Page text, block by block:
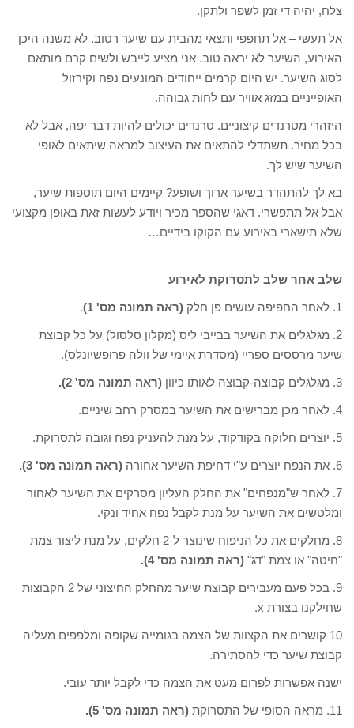
צלח, יהיה די זמן לשפר ולתקן.
אל תעשי – אל תחפפי ותצאי מהבית עם שיער רטוב. לא משנה היכן
האירוע, השיער לא יראה טוב. אני מציע לייבש ולשים קרם מותאם
לסוג השיער. יש היום קרמים ייחודים המונעים נפח וקירזול
האופייניים במזג אוויר עם לחות גבוהה.
היזהרי מטרנדים קיצוניים. טרנדים יכולים להיות דבר יפה, אבל לא
בכל מחיר. תשתדלי להתאים את העיצוב למראה שיתאים לאופי
השיער שיש לך.
בא לך להתהדר בשיער ארוך ושופע? קיימים היום תוספות שיער,
אבל אל תתפשרי. דאגי שהספר מכיר ויודע לעשות זאת באופן מקצועי
שלא תישארי באירוע עם הקוקו בידיים…
שלב אחר שלב לתסרוקת לאירוע
1. לאחר החפיפה עושים פן חלק (ראה תמונה מס' 1) .
2. מגלגלים את השיער בבייבי ליס (מקלון סלסול) על כל קבוצת
שיער מרססים ספריי (מסדרת איימי של וולה פרופשיונלס).
3. מגלגלים קבוצה-קבוצה לאותו כיוון (ראה תמונה מס' 2).
4. לאחר מכן מברישים את השיער במסרק רחב שיניים.
5. יוצרים חלוקה בקודקוד, על מנת להעניק נפח וגובה לתסרוקת.
6. את הנפח יוצרים ע"י דחיפת השיער אחורה (ראה תמונה מס' 3).
7. לאחר ש"מנפחים" את החלק העליון מסרקים את השיער לאחור
ומלטשים את השיער על מנת לקבל נפח אחיד ונקי.
8. מחלקים את כל הניפוח שינוצר ל-2 חלקים, על מנת ליצור צמת
"חיטה" או צמת "דג" (ראה תמונה מס' 4).
9. בכל פעם מעבירים קבוצת שיער מהחלק החיצוני של 2 הקבוצות
שחילקנו בצורת x.
10 קושרים את הקצוות של הצמה בגומייה שקופה ומלפפים מעליה
קבוצת שיער כדי להסתירה.
ישנה אפשרות לפרום מעט את הצמה כדי לקבל יותר עובי.
11. מראה הסופי של התסרוקת (ראה תמונה מס' 5).